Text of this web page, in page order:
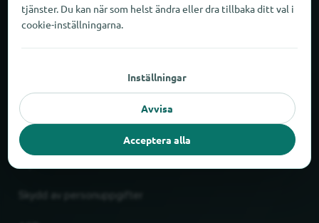
Om locabee
Fakta och siffror
Rättslig
tjänster. Du kan när som helst ändra eller dra tillbaka ditt val i
cookie-inställningarna.
Inställningar
Avvisa
Acceptera alla